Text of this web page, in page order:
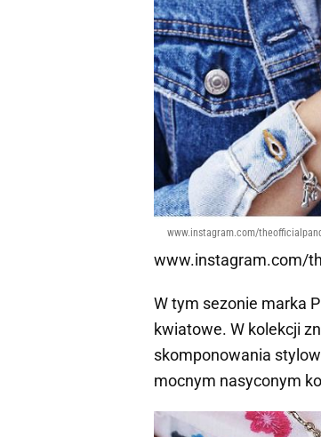
www.instagram.com/
www.instagram.com/
W tym sezonie marka
kwiatowe. W kolekcji
skomponowania
mocnym nasyconym